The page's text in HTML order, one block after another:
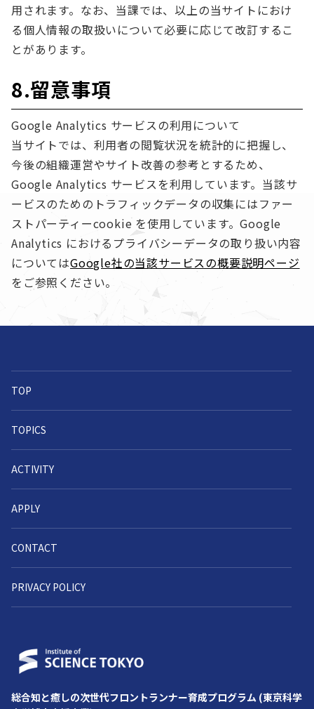
用されます。なお、当課では、以上の当サイトにおけ
る個人情報の取扱いについて必要に応じて改訂するこ
とがあります。
8.留意事項
Google Analytics サービスの利用について
当サイトでは、利用者の閲覧状況を統計的に把握し、
今後の組織運営やサイト改善の参考とするため、
Google Analytics サービスを利用しています。当該サ
ービスのためのトラフィックデータの収集にはファー
ストパーティーcookie を使用しています。Google
Analytics におけるプライバシーデータの取り扱い内容
についてはGoogle社の当該サービスの概要説明ページ
をご参照ください。
TOP
TOPICS
ACTIVITY
APPLY
CONTACT
PRIVACY POLICY
総合知と癒しの次世代フロントランナー育成プログラム (東京科学